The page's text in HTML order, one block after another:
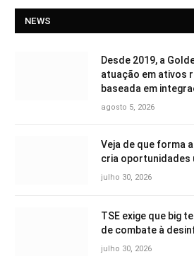
NEWS
Desde 2019, a
atuação em ativos
baseada em
agosto 5, 2026
Veja de que forma
cria oportunidades
julho 30, 2026
TSE exige que big
de combate à
julho 30, 2026